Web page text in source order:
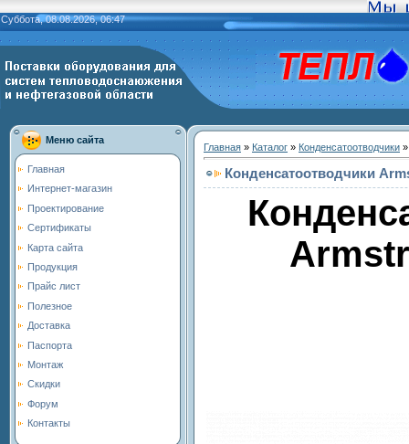
Суббота, 08.08.2026, 06:47
Меню сайта
Главная
Интернет-магазин
Проектирование
Сертификаты
Карта сайта
Продукция
Прайс лист
Полезное
Доставка
Паспорта
Монтаж
Скидки
Форум
Контакты
Главная » Каталог » Конденсатоотводчики
Конденсатоотводчики